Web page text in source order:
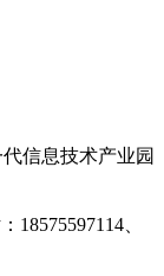
信息技术产业园
18575597114、